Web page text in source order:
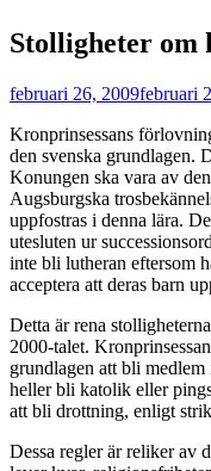
Stolligheter om
februari 26, 2009februari
Kronprinsessans
den svenska grundlagen.
Konungen ska vara av
Augsburgska
uppfostras i denna lära.
utesluten ur
inte bli lutheran eftersom
acceptera att deras barn
Detta är rena
2000-talet.
grundlagen att bli
heller bli katolik eller
att bli drottning, enligt
Dessa regler är reliker av